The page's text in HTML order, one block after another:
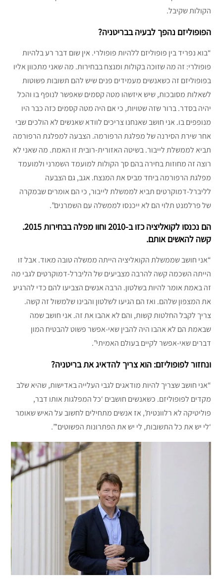
הקולות שקיבל.
הפופוליזם נהפך לבעיה בבריטניה?
“בוא נפריד בין פופוליזם ללהיות פופולרי. אין שום דבר רע בלהיות
פופולרי: זה מה שזוכה בקולות ומנצח בבחירות. מה שאני מתכוון אליו
בפופוליזם זה כשאנשים מעמידים פנים שיש להם תשובות פשוטות
לשאלות מסובכות, שיש איזשהו מטה קסמים שאפשר לנופף בו והכל
יהיה בסדר. ברור שזה שטויות, כי אם היה מטה קסמים כזה כבר היו
מנופפים בו. אני חושב שאנחנו צריכים לוודא שאנשים לא הולכים שבי
אחר שירת הסירנה של מפלגת הרפורמה. הצבעה למפלגת הרפורמה
תביא לממשלת לייבור. בשיטה האזורית-רובית זו האמת. מה שאני לא
רוצה זה מחוזות בחירה בהם סך הקולות למועמד השמרני ולמועמד
מפלגת הרפורמה ביחד מביס את המנצח. אגב, גם הצבעה
לליברל-דמוקרטים תביא לממשלת לייבור, כי הם אומרים שבמקרה
של פרלמנט תלוי הם לא ייכנסו לממשלה עם השמרנים”.
הם נכנסו לקואליציה כזו ב-2010 וחוו מפלה בבחירות 2015.
קשה להאשים אותם.
“אני חושב שממשלת הקואליציה הייתה ממשלה טובה מאוד. אבל זו
הייתה השכמה קשה להרבה מצביעים של הליברל-דמוקרטים לגבי מה
זה באמת אומר להיות בשלטון. הרבה אנשים הצביעו להם כדי להרגיע
את המצפון שלהם. ואז הם הגיעו לשלטון והבינו שלמשול זה קשה.
צריך לקבל החלטות קשות, והם לא אהבו את זה. אני חושב שמה
שבאמת הם לא אהבו היה להבין שאי-אפשר פשוט להבטיח המון
דברים שאי-אפשר לקיים בעולם האמיתי”.
ונחזור לפופוליזם: הוא צריך להדאיג את בריטניה?
“אני חושב שצריך להיות מודאגים לגבי העלייה באדישות, שהיא שלב
מקדים לפופוליזם. כשאנשים חושבים ‘כל המפלגות אותו דבר,
פוליטיקה לא רלוונטית’, אז אנשים מתחילים לחשוב על האיש שאומר
‘לי יש את כל התשובות, לי יש את הפתרונות הפשוטים'”.